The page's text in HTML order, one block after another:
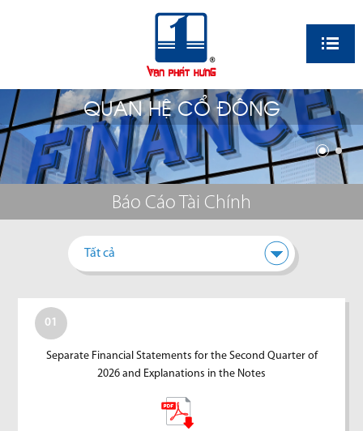
QUAN HỆ CỔ ĐÔNG
Báo Cáo Tài Chính
Tất cả
01
Separate Financial Statements for the Second Quarter of
2026 and Explanations in the Notes